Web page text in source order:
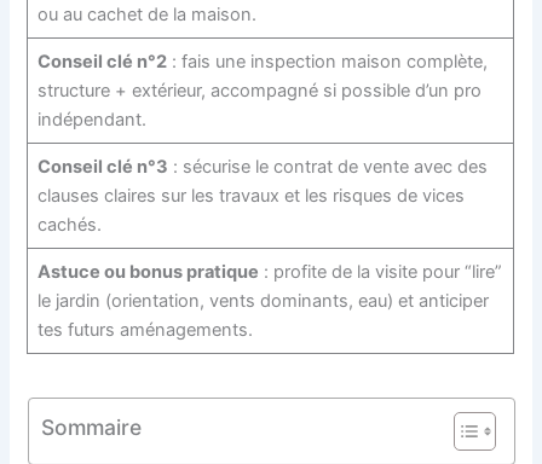
ou au cachet de la maison.
Conseil clé n°2: fais une inspection maison complète,
structure + extérieur, accompagné si possible d’un pro
indépendant.
Conseil clé n°3 : sécurise le contrat de vente avec des
clauses claires sur les travaux et les risques de vices
cachés.
Astuce ou bonus pratique : profite de la visite pour “lire”
le jardin (orientation, vents dominants, eau) et anticiper
tes futurs aménagements.
Sommaire